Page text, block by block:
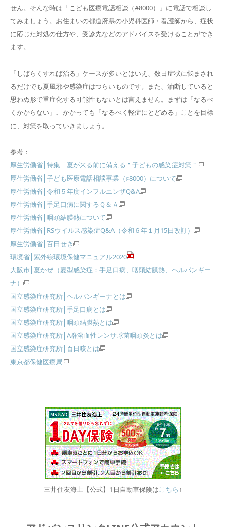
せん。そんな時は「こども医療電話相談（#8000）」に電話で相談し
てみましょう。お住まいの都道府県の小児科医師・看護師から、症状
に応じた対処の仕方や、受診先などのアドバイスを受けることができ
ます。
「しばらくすれば治る」ケースが多いとはいえ、数日症状に悩まされ
るだけでも夏風邪や感染症はつらいものです。また、油断していると
思わぬ形で重症化する可能性もないとは言えません。まずは「なるべ
くかからない」、かかっても「なるべく軽症にとどめる」ことを目標
に、対策を取っていきましょう。
参考：
厚生労働省│特集 夏が来る前に備える＂子どもの感染症対策＂
厚生労働省│子ども医療電話相談事業（♯8000）について
厚生労働省│令和５年度インフルエンザQ&A
厚生労働省│手足口病に関するＱ＆Ａ
厚生労働省│咽頭結膜熱について
厚生労働省│RSウイルス感染症Q&A（令和６年１月15日改訂）
厚生労働省│百日せき
環境省│紫外線環境保健マニュアル2020
大阪市│夏かぜ（夏型感染症：手足口病、咽頭結膜熱、ヘルパンギー
ナ）
国立感染症研究所│ヘルパンギーナとは
国立感染症研究所│手足口病とは
国立感染症研究所│咽頭結膜熱とは
国立感染症研究所│A群溶血性レンサ球菌咽頭炎とは
国立感染症研究所│百日咳とは
東京都保健医療局
三井住友海上【公式】1日自動車保険は こちら ↑